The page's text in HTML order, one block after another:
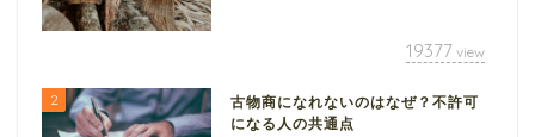
19377 view
2
古物商になれないのはなぜ？不許可
になる人の共通点